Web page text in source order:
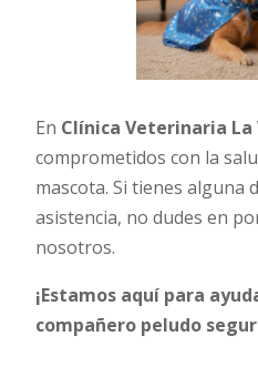
En Clínica Veterinaria
comprometidos con la
mascota. Si tienes alguna
asistencia, no dudes en
nosotros.
¡Estamos aquí para
compañero peludo